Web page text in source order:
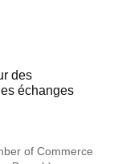
des
échanges
of Commerce